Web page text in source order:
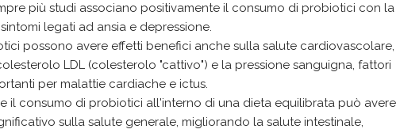
più studi associano positivamente il consumo di probiotici con la
legati ad ansia e depressione.
possono avere effetti benefici anche sulla salute cardiovascolare,
LDL (colesterolo "cattivo") e la pressione sanguigna, fattori
per malattie cardiache e ictus.
il consumo di probiotici all'interno di una dieta equilibrata può avere
sulla salute generale, migliorando la salute intestinale,